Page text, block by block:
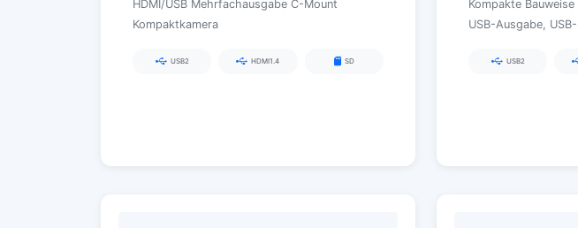
HDMI/USB Mehrfachausgabe C-Mount
Kompaktkamera
USB2 HDMI1.4 SD
Kompakte
USB-Ausgabe,
Messfunktionen für
USB2